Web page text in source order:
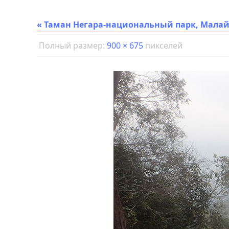
« Таман Негара-национальный парк,
Полный размер: 900 × 675 пикселей